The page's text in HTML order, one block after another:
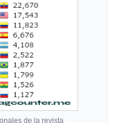
de la revista